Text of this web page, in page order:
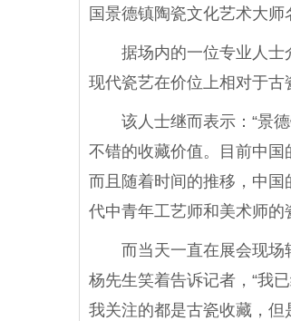
国景德镇陶瓷文化艺术大师
据场内的一位专业人士介
现代瓷艺在价位上相对于古
该人士继而表示：“景德
不错的收藏价值。目前中国
而且随着时间的推移，中
代中青年工艺师和美术师的
而当天一直在展会现场转
杨先生笑着告诉记者，“我
我关注的都是古瓷收藏，但